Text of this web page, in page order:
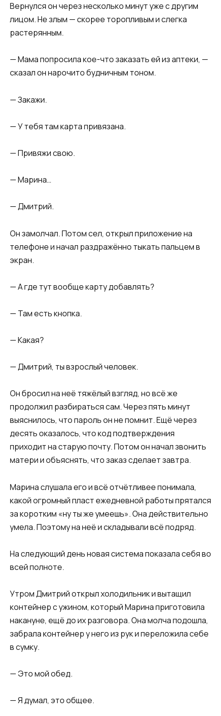
Вернулся он через несколько минут уже с другим
лицом. Не злым — скорее торопливым и слегка
растерянным.
— Мама попросила кое-что заказать ей из аптеки, —
сказал он нарочито будничным тоном.
— Закажи.
— У тебя там карта привязана.
— Привяжи свою.
— Марина…
— Дмитрий.
Он замолчал. Потом сел, открыл приложение на
телефоне и начал раздражённо тыкать пальцем в
экран.
— А где тут вообще карту добавлять?
— Там есть кнопка.
— Какая?
— Дмитрий, ты взрослый человек.
Он бросил на неё тяжёлый взгляд, но всё же
продолжил разбираться сам. Через пять минут
выяснилось, что пароль он не помнит. Ещё через
десять оказалось, что код подтверждения
приходит на старую почту. Потом он начал звонить
матери и объяснять, что заказ сделает завтра.
Марина слушала его и всё отчётливее понимала,
какой огромный пласт ежедневной работы прятался
за коротким «ну ты же умеешь». Она действительно
умела. Поэтому на неё и складывали всё подряд.
На следующий день новая система показала себя во
всей полноте.
Утром Дмитрий открыл холодильник и вытащил
контейнер с ужином, который Марина приготовила
накануне, ещё до их разговора. Она молча подошла,
забрала контейнер у него из рук и переложила себе
в сумку.
— Это мой обед.
— Я думал, это общее.